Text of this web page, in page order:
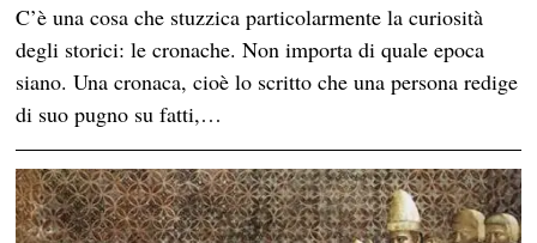
C’è una cosa che stuzzica particolarmente la curiosità
degli storici: le cronache. Non importa di quale epoca
siano. Una cronaca, cioè lo scritto che una persona redige
di suo pugno su fatti,…